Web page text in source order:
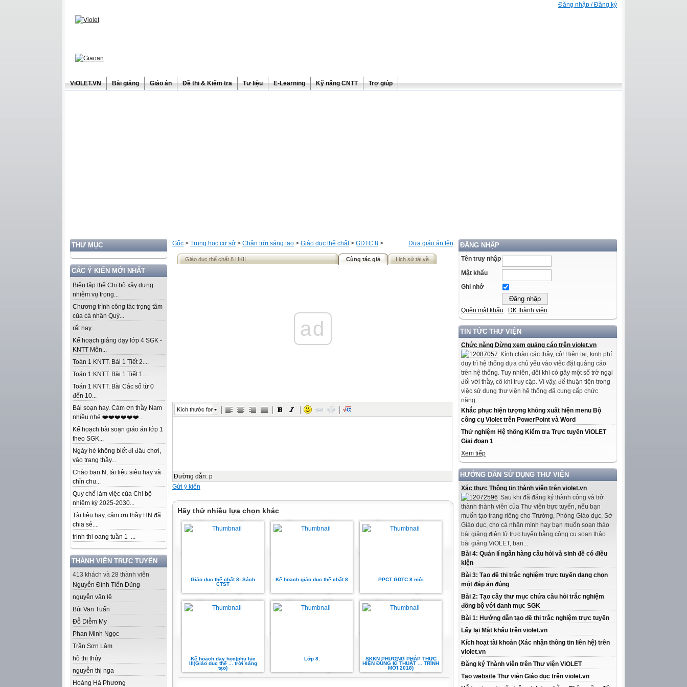
Đăng nhập / Đăng ký
ViOLET.VN Bài giảng Giáo án Đề thi & Kiểm tra Tư liệu E-Learning Kỹ năng CNTT Trợ giúp
THƯ MỤC
CÁC Ý KIẾN MỚI NHẤT
Biểu tập thể Chi bộ xây dựng
nhiệm vụ trọng...
Chương trình công tác trọng tâm
của cá nhân Quý...
rất hay...
Kế hoạch giảng dạy lớp 4 SGK -
KNTT Môn...
Toán 1 KNTT. Bài 1 Tiết 2....
Toán 1 KNTT. Bài 1 Tiết 1....
Toán 1 KNTT. Bài Các số từ 0
đến 10...
Bài soạn hay. Cảm ơn thầy Nam
nhiều nhé ❤️❤️❤️❤️❤️❤️...
Kế hoạch bài soạn giáo án lớp 1
theo SGK...
Ngày hè không biết đi đâu chơi,
vào trang thầy...
Chào bạn N, tài liệu siêu hay và
chỉn chu...
Quy chế làm việc của Chi bộ
nhiệm kỳ 2025-2030...
Tài liệu hay, cảm ơn thầy HN đã
chia sẻ....
trinh thi oang tuần 1 ...
THÀNH VIÊN TRỰC TUYẾN
413 khách và 28 thành viên
Nguyễn Đình Tiến Dũng
nguyễn văn lê
Bùi Van Tuấn
Đỗ Diễm My
Phan Minh Ngọc
Trần Sơn Lâm
hồ thị thúy
nguyễn thị nga
Hoàng Hà Phương
ĐĂNG NHẬP
Tên truy nhập
Mật khẩu
Ghi nhớ
Quên mật khẩu ĐK thành viên
TIN TỨC THƯ VIỆN
Chức năng Dừng xem quảng cáo trên violet.vn
Kính chào các thầy, cô! Hiện tại, kinh phí
duy trì hệ thống dựa chủ yếu vào việc đặt quảng cáo
trên hệ thống. Tuy nhiên, đôi khi có gây một số trở ngại
đối với thầy, cô khi truy cập. Vì vậy, để thuận tiện trong
việc sử dụng thư viện hệ thống đã cung cấp chức
năng...
Khắc phục hiện tượng không xuất hiện menu Bộ
công cụ Violet trên PowerPoint và Word
Thử nghiệm Hệ thống Kiểm tra Trực tuyến ViOLET
Giai đoạn 1
Xem tiếp
HƯỚNG DẪN SỬ DỤNG THƯ VIỆN
Xác thực Thông tin thành viên trên violet.vn
Sau khi đã đăng ký thành công và trở
thành thành viên của Thư viện trực tuyến, nếu bạn
muốn tạo trang riêng cho Trường, Phòng Giáo dục, Sở
Giáo dục, cho cá nhân mình hay bạn muốn soạn thảo
bài giảng điện tử trực tuyến bằng công cụ soạn thảo
bài giảng ViOLET, bạn...
Bài 4: Quản lí ngân hàng câu hỏi và sinh đề có điều
kiện
Bài 3: Tạo đề thi trắc nghiệm trực tuyến dạng chọn
một đáp án đúng
Bài 2: Tạo cây thư mục chứa câu hỏi trắc nghiệm
đồng bộ với danh mục SGK
Bài 1: Hướng dẫn tạo đề thi trắc nghiệm trực tuyến
Lấy lại Mật khẩu trên violet.vn
Kích hoạt tài khoản (Xác nhận thông tin liên hệ) trên
violet.vn
Đăng ký Thành viên trên Thư viện ViOLET
Tạo website Thư viện Giáo dục trên violet.vn
Đưa giáo án lên
Gốc > Trung học cơ sở > Chân trời sáng tạo > Giáo dục thể chất> GDTC 8 >
Giáo dục thể chất 8 HKII Cùng tác giả Lịch sử tải về
ad
Kích thước font
Đường dẫn: p
Gửi ý kiến
Hãy thử nhiều lựa chọn khác
Giáo dục thể chất 8- Sách
CTST
Kế hoạch giáo dục thể chất 8 PPCT GDTC 8 mới
Kế hoạch dạy học(phụ lục
III)Giáo duc thể ... trời sáng
tạo)
Lớp 8.
SKKN PHƯƠNG PHÁP THỰC
HIỆN ĐÚNG KĨ THUẬT ... TRÌNH
MỚI 2018)